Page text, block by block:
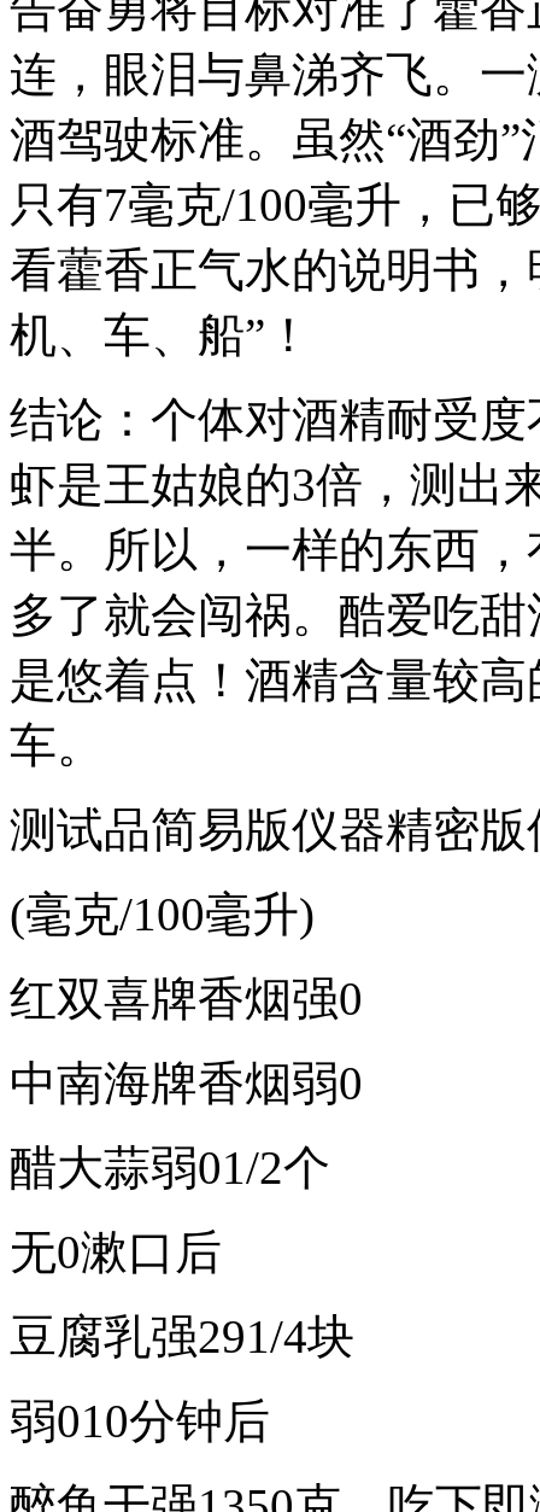
连，眼泪与鼻涕齐飞。
酒驾驶标准。虽然“酒劲
只有7毫克/100毫升，已
看藿香正气水的说明书
机、车、船”！
结论：个体对酒精耐受
虾是王姑娘的3倍，测出
半。所以，一样的东西
多了就会闯祸。酷爱吃
是悠着点！酒精含量较
车。
测试品简易版仪器精密
(毫克/100毫升)
红双喜牌香烟强0
中南海牌香烟弱0
醋大蒜弱01/2个
无0漱口后
豆腐乳强291/4块
弱010分钟后